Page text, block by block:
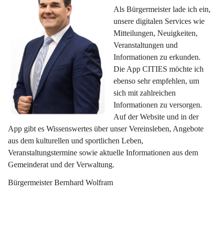
Als Bürgermeister lade ich ein,
unsere digitalen Services wie
Mitteilungen, Neuigkeiten,
Veranstaltungen und
Informationen zu erkunden.
Die App CITIES möchte ich
ebenso sehr empfehlen, um
sich mit zahlreichen
Informationen zu versorgen.
Auf der Website und in der
App gibt es Wissenswertes über unser Vereinsleben, Angebote
aus dem kulturellen und sportlichen Leben,
Veranstaltungstermine sowie aktuelle Informationen aus dem
Gemeinderat und der Verwaltung.
Bürgermeister Bernhard Wolfram